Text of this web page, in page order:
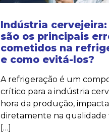
Indústria
são os principais
cometidos na
e como evitá-los?
A refrigeração é um
crítico para a indústria
hora da produção,
diretamente na qualidade
[…]